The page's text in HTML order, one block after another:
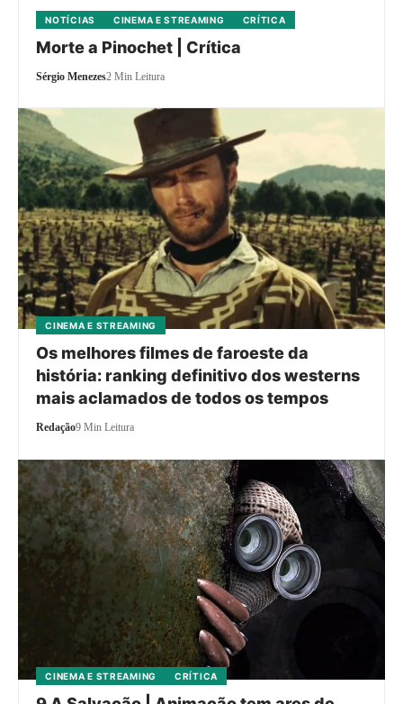
NOTÍCIAS CINEMA E STREAMING CRÍTICA
Morte a Pinochet | Crítica
Sérgio Menezes2 Min Leitura
CINEMA E STREAMING
Os melhores filmes de faroeste da
história: ranking definitivo dos westerns
mais aclamados de todos os tempos
Redação9 Min Leitura
CINEMA E STREAMING CRÍTICA